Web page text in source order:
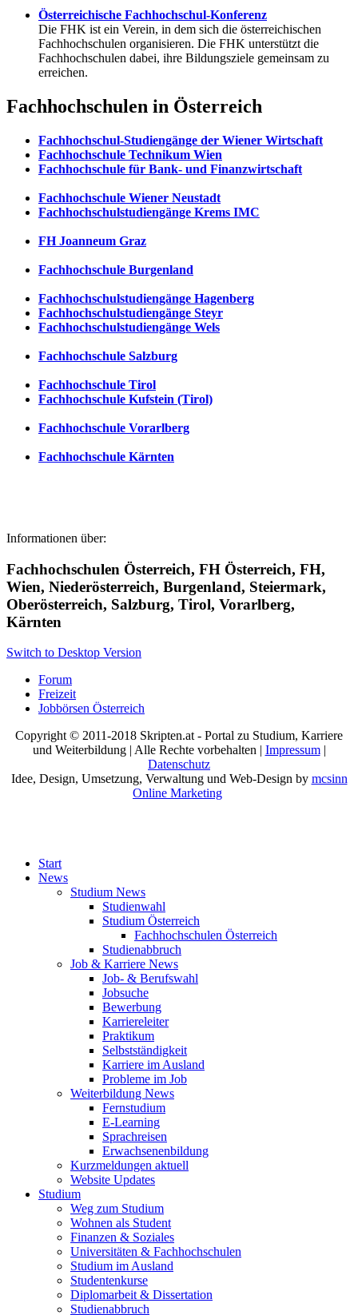
Österreichische Fachhochschul-Konferenz
Die FHK ist ein Verein, in dem sich die österreichischen
Fachhochschulen organisieren. Die FHK unterstützt die
Fachhochschulen dabei, ihre Bildungsziele gemeinsam zu
erreichen.
Fachhochschulen in Österreich
Fachhochschul-Studiengänge der Wiener Wirtschaft
Fachhochschule Technikum Wien
Fachhochschule für Bank- und Finanzwirtschaft
Fachhochschule Wiener Neustadt
Fachhochschulstudiengänge Krems IMC
FH Joanneum Graz
Fachhochschule Burgenland
Fachhochschulstudiengänge Hagenberg
Fachhochschulstudiengänge Steyr
Fachhochschulstudiengänge Wels
Fachhochschule Salzburg
Fachhochschule Tirol
Fachhochschule Kufstein (Tirol)
Fachhochschule Vorarlberg
Fachhochschule Kärnten
Informationen über:
Fachhochschulen Österreich, FH Österreich, FH,
Wien, Niederösterreich, Burgenland, Steiermark,
Oberösterreich, Salzburg, Tirol, Vorarlberg,
Kärnten
Switch to Desktop Version
Forum
Freizeit
Jobbörsen Österreich
Copyright © 2011-2018 Skripten.at - Portal zu Studium, Karriere
und Weiterbildung | Alle Rechte vorbehalten | Impressum|
Datenschutz
Idee, Design, Umsetzung, Verwaltung und Web-Design by mcsinn
Online Marketing
Start
News
Studium News
Studienwahl
Studium Österreich
Fachhochschulen Österreich
Studienabbruch
Job & Karriere News
Job- & Berufswahl
Jobsuche
Bewerbung
Karriereleiter
Praktikum
Selbstständigkeit
Karriere im Ausland
Probleme im Job
Weiterbildung News
Fernstudium
E-Learning
Sprachreisen
Erwachsenenbildung
Kurzmeldungen aktuell
Website Updates
Studium
Weg zum Studium
Wohnen als Student
Finanzen & Soziales
Universitäten & Fachhochschulen
Studium im Ausland
Studentenkurse
Diplomarbeit & Dissertation
Studienabbruch